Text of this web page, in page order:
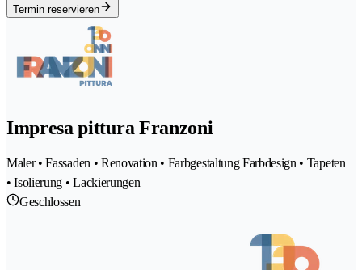
Termin reservieren
Impresa pittura Franzoni
Maler • Fassaden • Renovation • Farbgestaltung Farbdesign • Tapeten
• Isolierung • Lackierungen
Geschlossen